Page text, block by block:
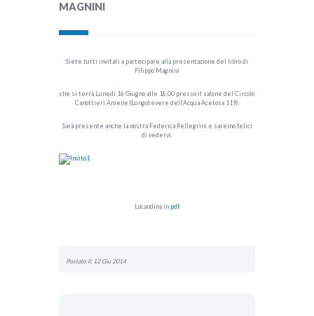
MAGNINI
Siete tutti invitati a partecipare alla presentazione del libro di
Filippo Magnini
che si terrà Lunedì 16 Giugno alle 18.00 presso il salone del Circolo
Canottieri Aniene (Lungotevere dell’Acqua Acetosa 119).
Sarà presente anche la nostra Federica Pellegrini e saremo felici
di vedervi.
Locandina in pdf.
Postato il: 12 Giu 2014